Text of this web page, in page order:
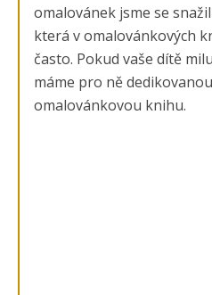
omalovánek jsme se
která v omalovánkových
často. Pokud vaše dítě
máme pro ně
omalovánkovou knihu.